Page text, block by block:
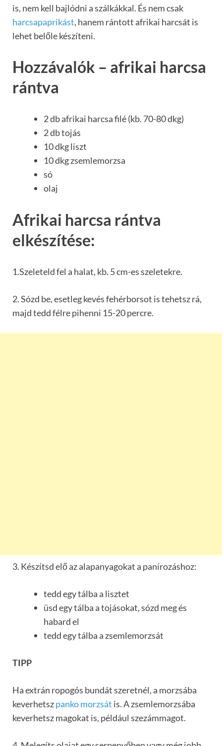
is, nem kell bajlódni a szálkákkal. És nem csak
harcsapaprikást, hanem rántott afrikai harcsát is
lehet belőle készíteni.
Hozzávalók – afrikai harcsa
rántva
2 db afrikai harcsa filé (kb. 70-80 dkg)
2 db tojás
10 dkg liszt
10 dkg zsemlemorzsa
só
olaj
Afrikai harcsa rántva
elkészítése:
1.Szeleteld fel a halat, kb. 5 cm-es szeletekre.
2. Sózd be, esetleg kevés fehérborsot is tehetsz rá,
majd tedd félre pihenni 15-20 percre.
3. Készítsd elő az alapanyagokat a panírozáshoz:
tedd egy tálba a lisztet
üsd egy tálba a tojásokat, sózd meg és
habard el
tedd egy tálba a zsemlemorzsát
TIPP
Ha extrán ropogós bundát szeretnél, a morzsába
keverhetszpanko morzsát is. A zsemlemorzsába
keverhetsz magokat is, például szezámmagot.